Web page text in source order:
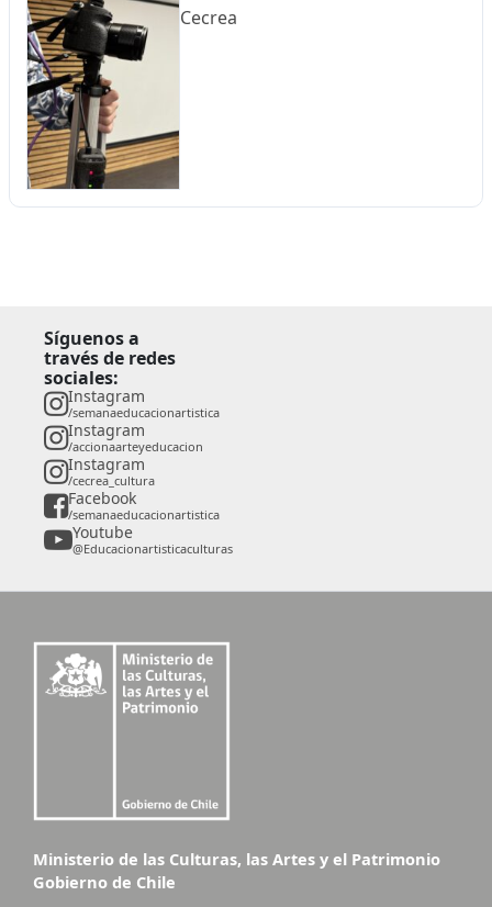
Cecrea
Síguenos a
través de redes
sociales:
Instagram
/semanaeducacionartistica
Instagram
/accionaarteyeducacion
Instagram
/cecrea_cultura
Facebook
/semanaeducacionartistica
Youtube
@Educacionartisticaculturas
Ministerio de las Culturas, las Artes y el Patrimonio
Gobierno de Chile